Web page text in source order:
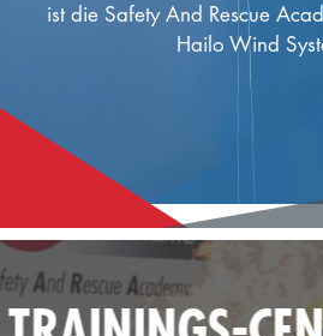
ist die Safety And Rescue
Hailo Wind